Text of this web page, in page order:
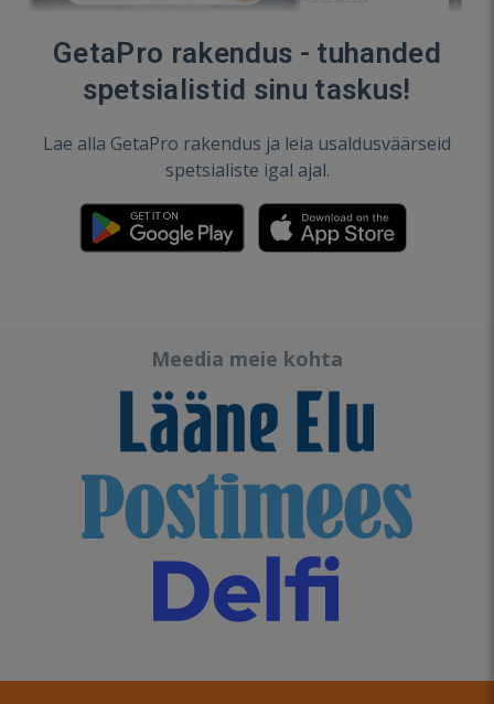
GetaPro rakendus - tuhanded
spetsialistid sinu taskus!
Lae alla GetaPro rakendus ja leia usaldusväärseid
spetsialiste igal ajal.
Meedia meie kohta